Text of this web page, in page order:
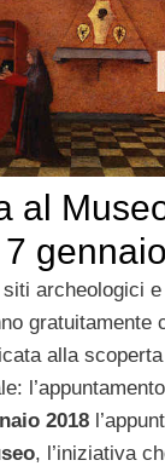
al
gennaio
archeologici
gratuitamente
alla
2018
, l’iniziativa